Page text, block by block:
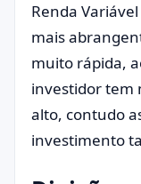
Renda
mais
muito rápida,
investidor tem
alto, contudo
investimento